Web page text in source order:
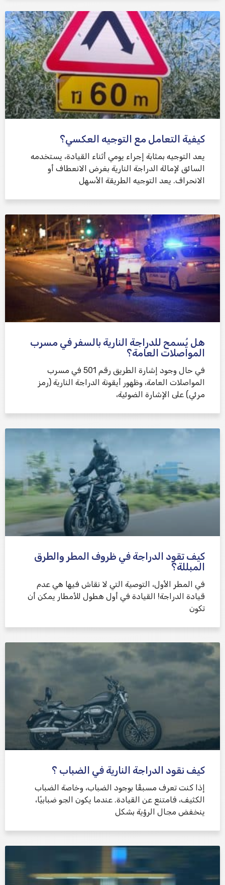
كيفية التعامل مع التوجيه العكسي؟
يعد التوجيه بمثابة إجراء يومي أثناء القيادة، يستخدمه
السائق لإمالة الدراجة النارية بغرض الانعطاف أو
الانحراف. يعد التوجيه الطريقة الأسهل
هل يُسمح للدراجة النارية بالسفر في مسرب
المواصلات العامة؟
في حال وجود إشارة الطريق رقم 501 في مسرب
المواصلات العامة، وظهور أيقونة الدراجة النارية (رمز
مرئي) على الإشارة الضوئية،
كيف تقود الدراجة في ظروف المطر والطرق
المبللة؟
في المطر الأول، التوصية التي لا نقاش فيها هي عدم
قيادة الدراجة! القيادة في أول هطول للأمطار يمكن أن
تكون
كيف نقود الدراجة النارية في الضباب ؟
إذا كنت تعرف مسبقًا بوجود الضباب، وخاصة الضباب
الكثيف، فامتنع عن القيادة. عندما يكون الجو ضبابيًا،
ينخفض ​​مجال الرؤية بشكل